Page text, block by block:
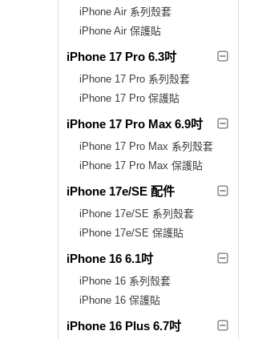
iPhone Air 系列殼套
iPhone Air 保護貼
iPhone 17 Pro 6.3吋
iPhone 17 Pro 系列殼套
iPhone 17 Pro 保護貼
iPhone 17 Pro Max 6.9吋
iPhone 17 Pro Max 系列殼套
iPhone 17 Pro Max 保護貼
iPhone 17e/SE 配件
iPhone 17e/SE 系列殼套
iPhone 17e/SE 保護貼
iPhone 16 6.1吋
iPhone 16 系列殼套
iPhone 16 保護貼
iPhone 16 Plus 6.7吋